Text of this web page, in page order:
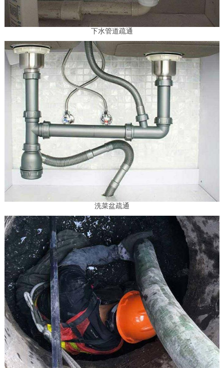
下水管道疏通
洗菜盆疏通